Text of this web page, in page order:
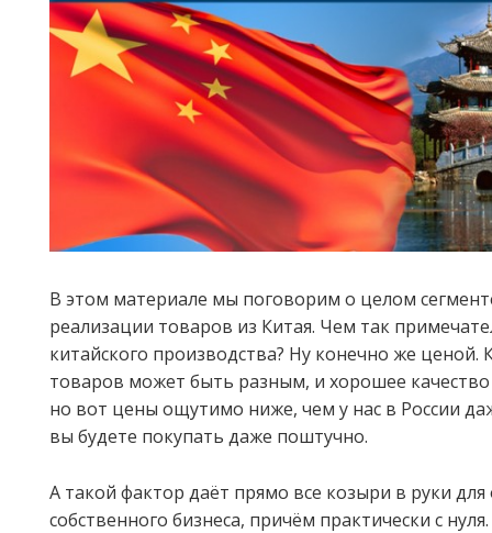
В этом материале мы поговорим о целом
реализации товаров из Китая. Чем так
китайского производства? Ну конечно же ценой.
товаров может быть разным, и хорошее качество
но вот цены ощутимо ниже, чем у нас в России
вы будете покупать даже поштучно.
А такой фактор даёт прямо все козыри в руки
собственного бизнеса, причём практически с